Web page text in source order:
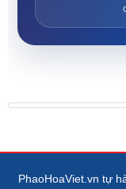
PhaoHoaViet.vn tự